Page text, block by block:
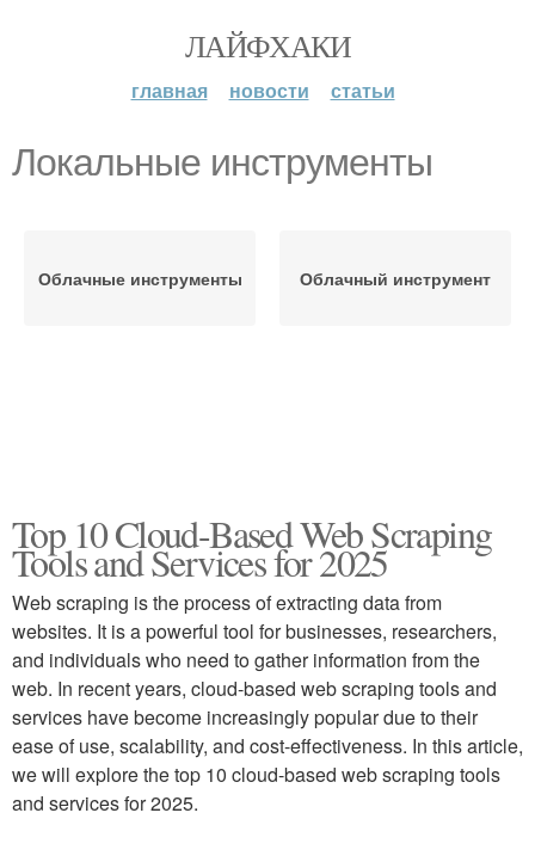
ЛАЙФХАКИ
главная новости статьи
Локальные инструменты
Облачные инструменты Облачный инструмент
Top 10 Cloud-Based Web Scraping
Tools and Services for 2025
Web scraping is the process of extracting data from
websites. It is a powerful tool for businesses, researchers,
and individuals who need to gather information from the
web. In recent years, cloud-based web scraping tools and
services have become increasingly popular due to their
ease of use, scalability, and cost-effectiveness. In this article,
we will explore the top 10 cloud-based web scraping tools
and services for 2025.